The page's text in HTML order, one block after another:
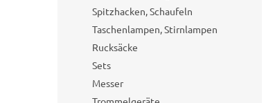
Spitzhacken, Schaufeln
Taschenlampen, Stirnlampen
Rucksäcke
Sets
Messer